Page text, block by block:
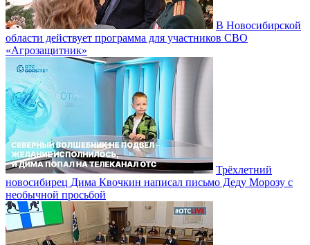
В Новосибирской
области действует программа для участников СВО
«Агрозащитник»
Трёхлетний
новосибирец Дима Квочкин написал письмо Деду Морозу с
необычной просьбой